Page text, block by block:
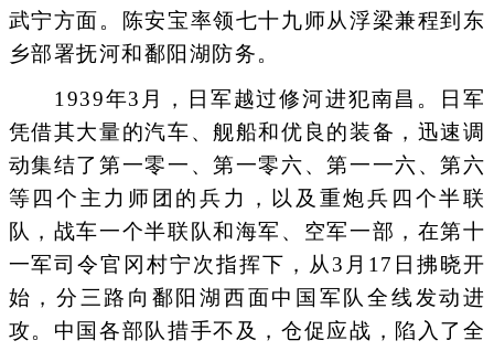
武宁方面。陈安宝率领七十九师从浮梁兼程到东
乡部署抚河和鄱阳湖防务。
1939年3月，日军越过修河进犯南昌。日军
凭借其大量的汽车、舰船和优良的装备，迅速调
动集结了第一零一、第一零六、第一一六、第六
等四个主力师团的兵力，以及重炮兵四个半联
队，战车一个半联队和海军、空军一部，在第十
一军司令官冈村宁次指挥下，从3月17日拂晓开
始，分三路向鄱阳湖西面中国军队全线发动进
攻。中国各部队措手不及，仓促应战，陷入了全